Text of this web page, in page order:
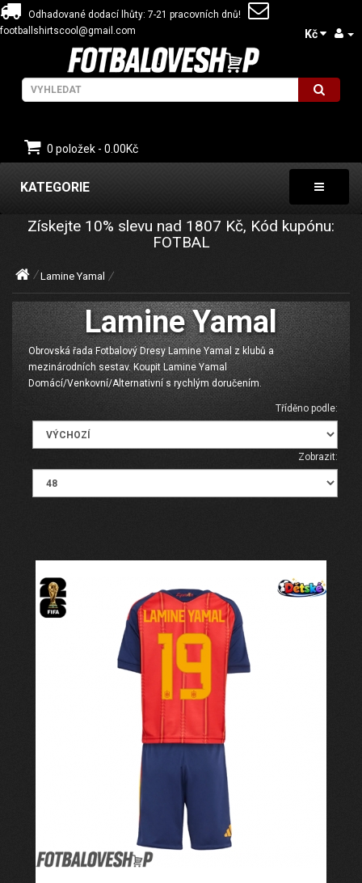
Odhadované dodací lhůty: 7-21 pracovních dnů!
footballshirtscool@gmail.com
Kč
0 položek - 0.00Kč
KATEGORIE
Získejte 10% slevu nad 1807 Kč, Kód kupónu:
FOTBAL
Lamine Yamal
Lamine Yamal
Obrovská řada Fotbalový Dresy Lamine Yamal z klubů a
mezinárodních sestav. Koupit Lamine Yamal
Domácí/Venkovní/Alternativní s rychlým doručením.
Tříděno podle:
Zobrazit: